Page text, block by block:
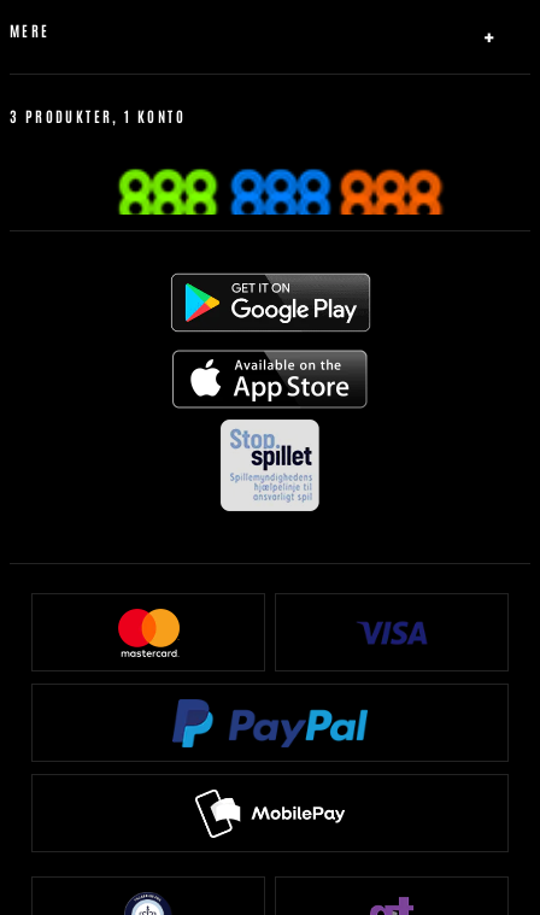
Tennis
MERE
Livespil
Betting Historik
Regler for sportsvæddemål
3 PRODUKTER, 1 KONTO